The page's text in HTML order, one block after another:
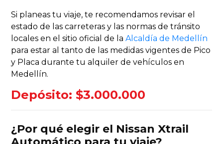
Si planeas tu viaje, te recomendamos revisar el
estado de las carreteras y las normas de tránsito
locales en el sitio oficial de laAlcaldía de Medellín
para estar al tanto de las medidas vigentes de Pico
y Placa durante tu alquiler de vehículos en
Medellín.
Depósito: $3.000.000
¿Por qué elegir el Nissan Xtrail